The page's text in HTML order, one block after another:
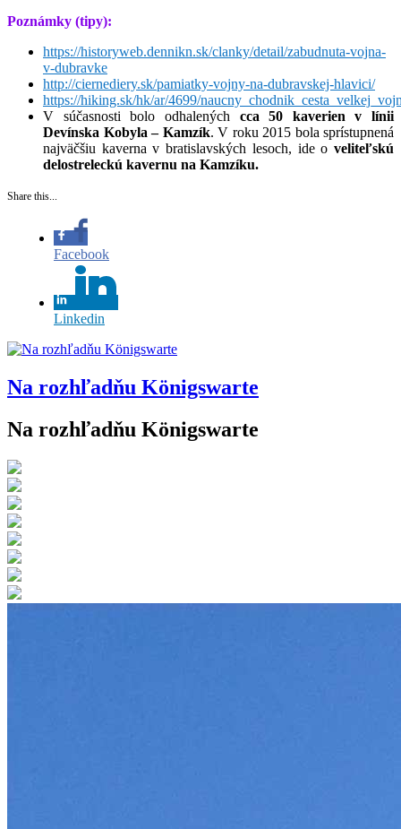
Poznámky (tipy):
https://historyweb.dennikn.sk/clanky/detail/zabudnuta-vojna-
v-dubravke
http://ciernediery.sk/pamiatky-vojny-na-dubravskej-hlavici/
https://hiking.sk/hk/ar/4699/
V súčasnosti bolo odhalených cca 50 kaverien v línii
Devínska Kobyla – Kamzík. V roku 2015 bola sprístupnená
najväčšiu kaverna v bratislavských lesoch, ide o veliteľskú
delostreleckú kavernu na Kamzíku.
Share this...
Facebook
Linkedin
Na rozhľadňu Königswarte
Na rozhľadňu Königswarte